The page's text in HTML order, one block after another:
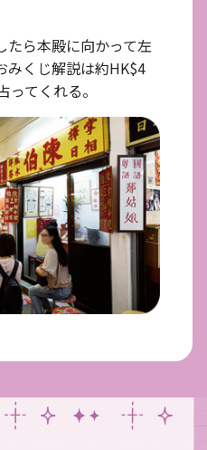
たら本殿に向かって左
みくじ解説は約HK$4
てくれる。